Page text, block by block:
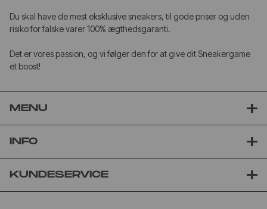
Du skal have de mest eksklusive sneakers, til gode priser og uden
risiko for falske varer 100% ægthedsgaranti.
Det er vores passion, og vi følger den for at give dit Sneakergame
et boost!
MENU
INFO
KUNDESERVICE